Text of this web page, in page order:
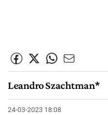
Leandro Szachtman*
24-03-2023 18:08